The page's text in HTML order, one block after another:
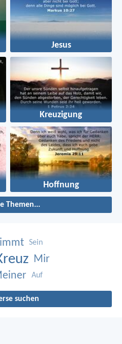
Jesus
Kreuzigung
Hoffnung
Themen...
Sein
Mir
Auf
suchen